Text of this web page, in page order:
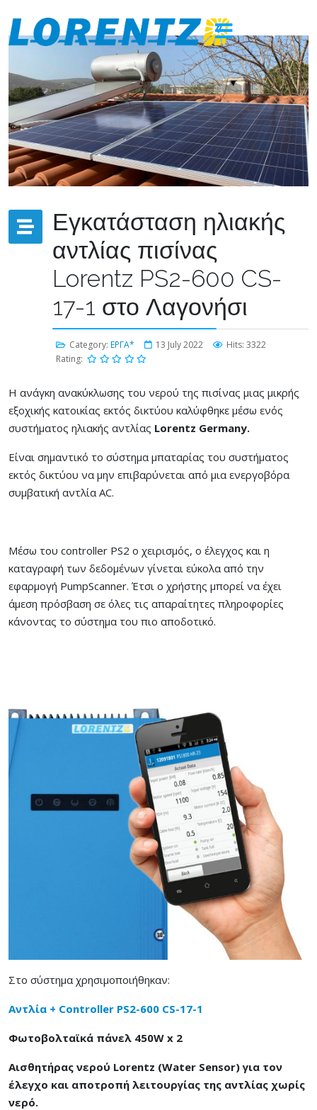
Εγκατάσταση ηλιακής
αντλίας πισίνας
Lorentz PS2-600 CS-
17-1 στο Λαγονήσι
Category: ΕΡΓΑ* 13 July 2022
Hits: 3322
Rating:
Η ανάγκη ανακύκλωσης του νερού της πισίνας μιας μικρής
εξοχικής κατοικίας εκτός δικτύου καλύφθηκε μέσω ενός
συστήματος ηλιακής αντλίας Lorentz Germany.
Είναι σημαντικό το σύστημα μπαταρίας του συστήματος
εκτός δικτύου να μην επιβαρύνεται από μια ενεργοβόρα
συμβατική αντλία AC.
Μέσω του controller PS2 ο χειρισμός, ο έλεγχος και η
καταγραφή των δεδομένων γίνεται εύκολα από την
εφαρμογή PumpScanner. Έτσι ο χρήστης μπορεί να έχει
άμεση πρόσβαση σε όλες τις απαραίτητες πληροφορίες
κάνοντας το σύστημα του πιο αποδοτικό.
Στο σύστημα χρησιμοποιήθηκαν:
Αντλία + Controller PS2-600 CS-17-1
Φωτοβολταϊκά πάνελ 450W x 2
Αισθητήρας νερού Lorentz (Water Sensor) για τον
έλεγχο και αποτροπή λειτουργίας της αντλίας χωρίς
νερό.